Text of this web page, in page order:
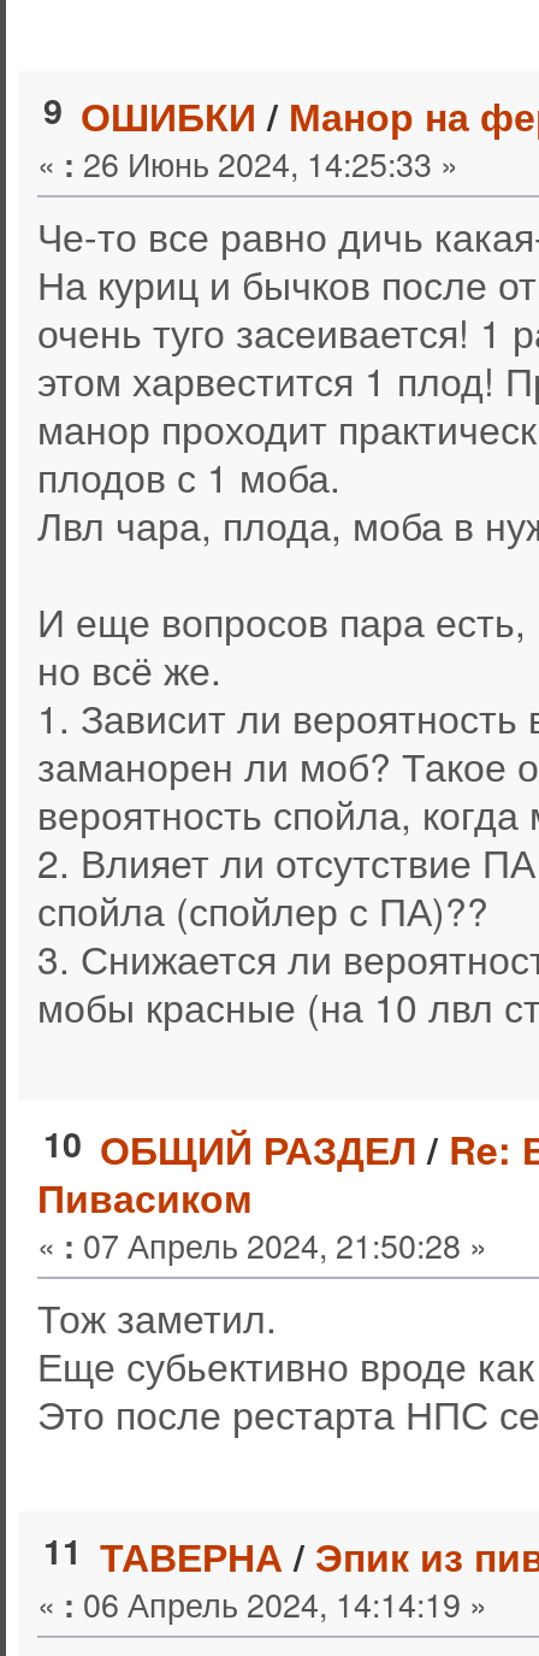
9 ОШИБКИ / Манор на
« : 26 Июнь 2024, 14:25:33 »
Че-то все равно дичь
На куриц и бычков после
очень туго засеивается! 1
этом харвестится 1 плод!
манор проходит
плодов с 1 моба.
Лвл чара, плода, моба в
И еще вопросов пара
но всё же.
1. Зависит ли
заманорен ли моб? Такое
вероятность спойла,
2. Влияет ли отсутствие
спойла (спойлер с ПА)??
3. Снижается ли
мобы красные (на 10 лвл
10 ОБЩИЙ РАЗДЕЛ/ Re:
Пивасиком
« : 07 Апрель 2024, 21:50:28 »
Тож заметил.
Еще субьективно вроде
Это после рестарта НПС
11 ТАВЕРНА/ Эпик из
« : 06 Апрель 2024, 14:14:19 »